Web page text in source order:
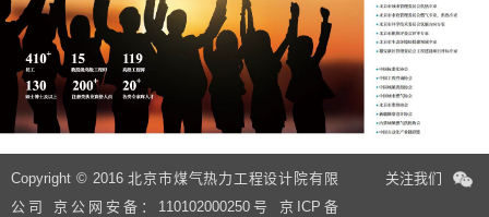
Copyright © 2016 北京市煤气热力工程设计院有限
公司 京公网安备：110102000250号 京ICP备
关注我们